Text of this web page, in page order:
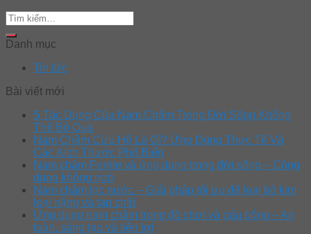
Danh mục
Tin tức
Bài viết mới
5 Tác Dụng Của Nam Châm Trong Đời Sống Không
Thể Bỏ Qua
Nam Châm Cứu Hộ Là Gì? Ứng Dụng Thực Tế Và
Các Kích Thước Phổ Biến
Nam châm Ferrite và ứng dụng trong đời sống – Công
dụng không ngờ
Nam châm lọc nước – Giải pháp tối ưu để loại bỏ kim
loại nặng và tạp chất
Ứng dụng nam châm trong đồ chơi và gấu bông – An
toàn, sáng tạo và tiện lợi